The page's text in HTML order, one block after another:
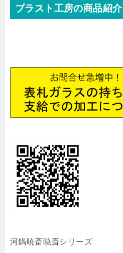
ブラスト工房の商品紹介
河鍋暁斎暁斎シリーズ